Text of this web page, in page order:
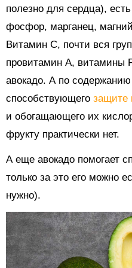
полезно для сердца),
фосфор, марганец,
Витамин С, почти вся
провитамин А, витамины
авокадо. А по
способствующего защите
и обогащающего их
фрукту практически нет.
А еще авокадо помогает
только за это его можно
нужно).